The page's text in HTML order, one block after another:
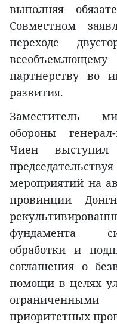
выполняя
Совместном
переходе
партнерству во
развития.
Заместитель
обороны
Чиен
мероприятий на
провинции
фундамента
обработки и
соглашения о
помощи в целях
приоритетных